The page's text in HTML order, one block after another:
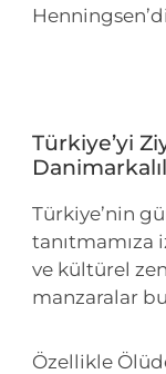
Türkiye’yi
Türkiye’nin
tanıtmamıza
ve kültürel
manzaralar
Özellikle